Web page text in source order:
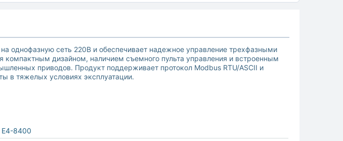
однофазную сеть 220В и обеспечивает надежное управление трехфазными
дизайном, наличием съемного пульта управления и встроенным
приводов. Продукт поддерживает протокол Modbus RTU/ASCII и
в тяжелых условиях эксплуатации.
E4-8400